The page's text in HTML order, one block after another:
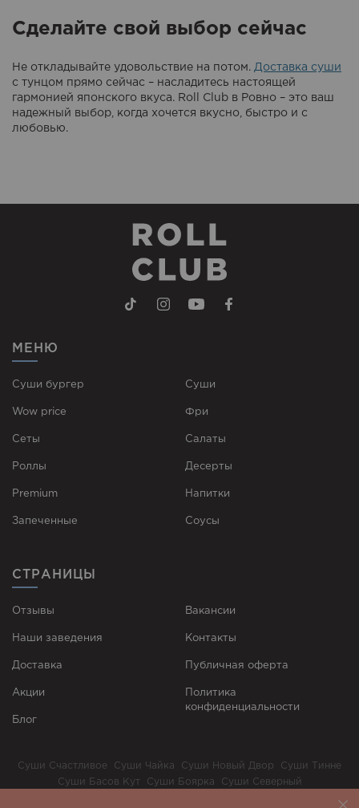
Сделайте свой выбор сейчас
Не откладывайте удовольствие на потом. Доставка суши
с тунцом прямо сейчас – насладитесь настоящей
гармонией японского вкуса. Roll Club в Ровно – это ваш
надежный выбор, когда хочется вкусно, быстро и с
любовью.
МЕНЮ
Суши бургер
Wow price
Сеты
Роллы
Premium
Запеченные
Суши
Фри
Cалаты
Десерты
Напитки
Соусы
СТРАНИЦЫ
Отзывы
Наши заведения
Доставка
Акции
Блог
Вакансии
Контакты
Публичная оферта
Политика
конфиденциальности
Суши Счастливое Суши Чайка Суши Новый Двор
Суши Тинне
Суши Басов Кут
Суши Боярка
Суши Северный